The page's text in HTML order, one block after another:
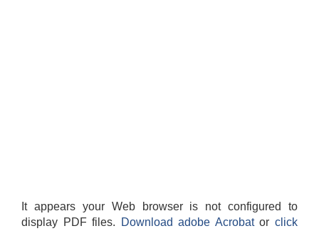
It appears your Web browser is not configured to
display PDF files.
Download adobe Acrobatorclick